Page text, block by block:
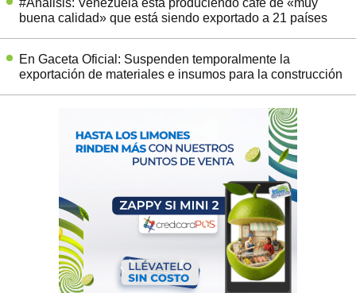
#Análisis: Venezuela está produciendo café de «muy
buena calidad» que está siendo exportado a 21 países
En Gaceta Oficial: Suspenden temporalmente la
exportación de materiales e insumos para la construcción